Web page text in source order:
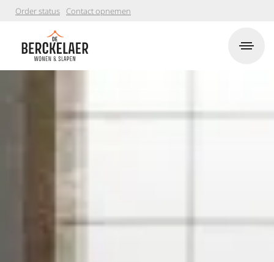
Order status Contact opnemen